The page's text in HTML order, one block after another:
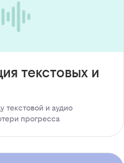
текстовых и
текстовой и аудио
прогресса